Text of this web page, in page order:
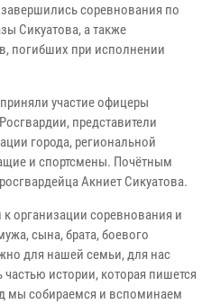
соревнования по
Сикуатова, а также
погибших при исполнении
участие офицеры
представители
города, региональной
и спортсмены. Почётным
Акниет Сикуатова.
к организации соревнования и
сына, брата, боевого
для нашей семьи, для нас
истории, которая пишется
мы собираемся и вспоминаем